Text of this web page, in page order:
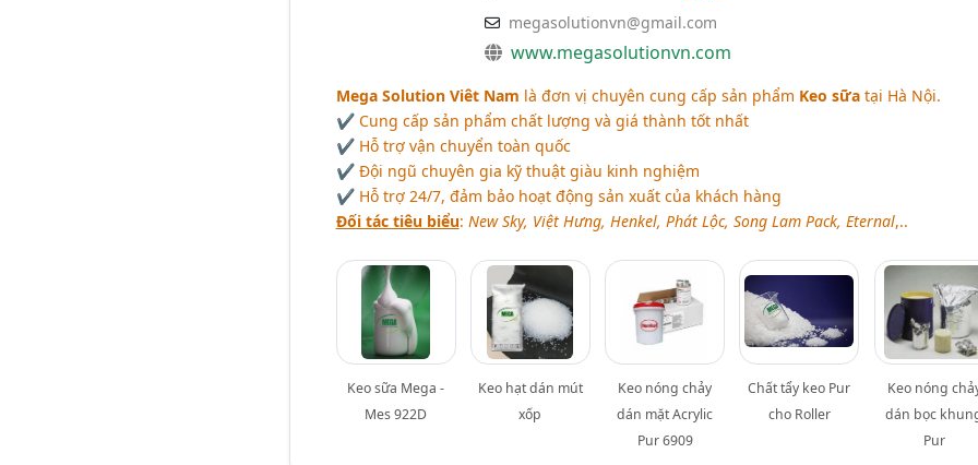
megasolutionvn@gmail.com
www.megasolutionvn.com
Mega Solution Viêt Nam là đơn vị chuyên cung cấp sản phẩm Keo sữatại Hà Nội.
✔ Cung cấp sản phẩm chất lượng và giá thành tốt nhất
✔ Hỗ trợ vận chuyển toàn quốc
✔ Đội ngũ chuyên gia kỹ thuật giàu kinh nghiệm
✔ Hỗ trợ 24/7, đảm bảo hoạt động sản xuất của khách hàng
Đối tác tiêu biểu: New Sky, Việt Hưng, Henkel, Phát Lộc, Song Lam Pack, Eternal,..
Keo sữa Mega -
Mes 922D
Keo hạt dán mút
xốp
Keo nóng chảy
dán mặt Acrylic
Pur 6909
Chất tẩy keo Pur
cho Roller
Keo nóng
dán bọc
Pur